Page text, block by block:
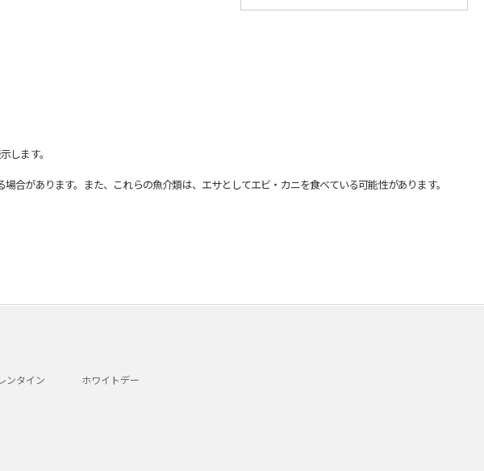
します。
があります。また、これらの魚介類は、エサとしてエビ・カニを食べている可能性があります。
ンタイン ホワイトデー